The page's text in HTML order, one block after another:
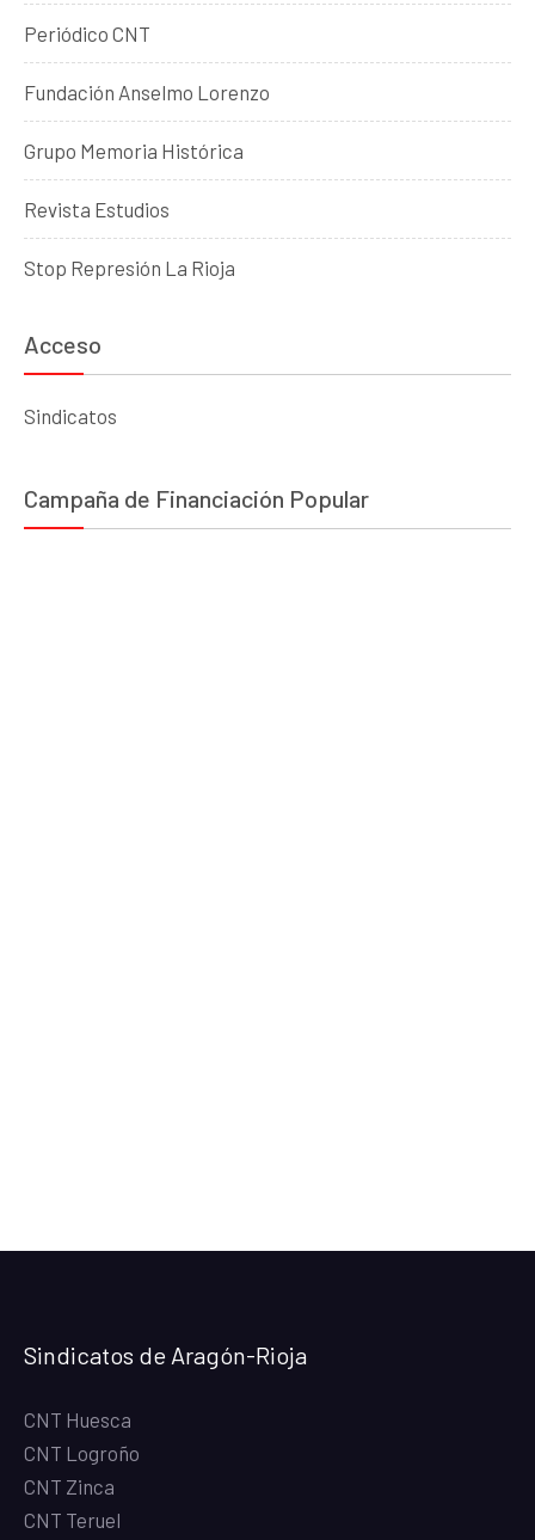
Periódico CNT
Fundación Anselmo Lorenzo
Grupo Memoria Histórica
Revista Estudios
Stop Represión La Rioja
Acceso
Sindicatos
Campaña de Financiación Popular
Sindicatos de Aragón-Rioja
CNT Huesca
CNT Logroño
CNT Zinca
CNT Teruel